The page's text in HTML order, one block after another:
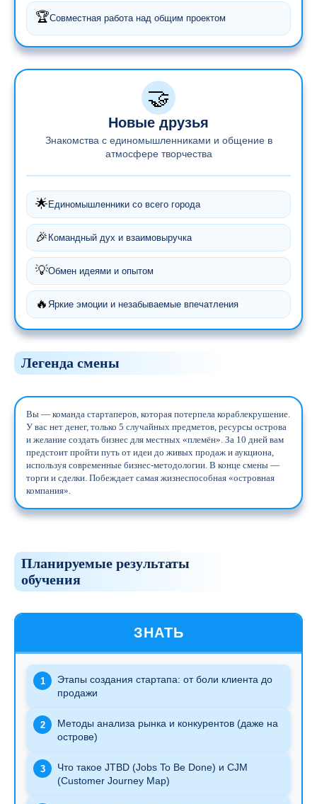
🏆Совместная работа над общим проектом
🤝
Новые друзья
Знакомства с единомышленниками и общение в
атмосфере творчества
🌟Единомышленники со всего города
🎉 Командный дух и взаимовыручка
💡Обмен идеями и опытом
🔥 Яркие эмоции и незабываемые впечатления
Легенда смены
Вы — команда стартаперов, которая потерпела кораблекрушение.
У вас нет денег, только 5 случайных предметов, ресурсы острова
и желание создать бизнес для местных «племён». За 10 дней вам
предстоит пройти путь от идеи до живых продаж и аукциона,
используя современные бизнес-методологии. В конце смены —
торги и сделки. Побеждает самая жизнеспособная «островная
компания».
Планируемые результаты
обучения
ЗНАТЬ
1
Этапы создания стартапа: от боли клиента до
продажи
2
Методы анализа рынка и конкурентов (даже на
острове)
3
Что такое JTBD (Jobs To Be Done) и CJM
(Customer Journey Map)